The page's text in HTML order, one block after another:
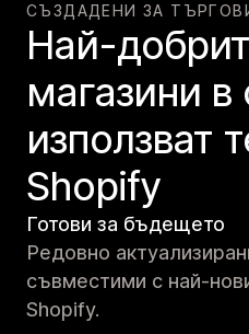
СЪЗДАДЕНИ ЗА
Най-
магазини в
използват
Shopify
Готови за бъдещето
Редовно
съвместими с най-
Shopify.